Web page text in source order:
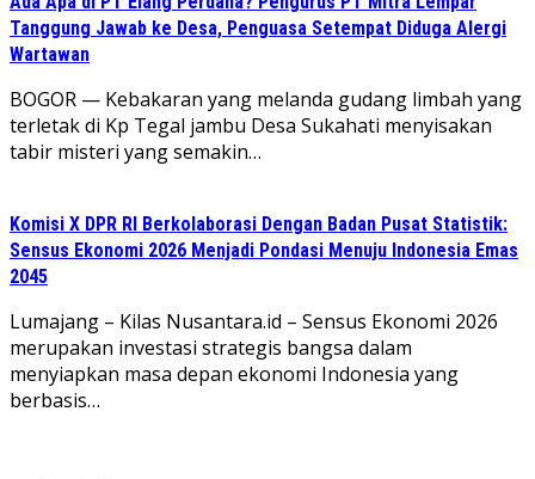
Tanggung Jawab ke Desa, Penguasa Setempat Diduga Alergi
Wartawan
​BOGOR — Kebakaran yang melanda gudang limbah yang
terletak di Kp Tegal jambu Desa Sukahati menyisakan
tabir misteri yang semakin…
Komisi X DPR RI Berkolaborasi Dengan Badan Pusat Statistik:
Sensus Ekonomi 2026 Menjadi Pondasi Menuju Indonesia Emas
2045
Lumajang – Kilas Nusantara.id – Sensus Ekonomi 2026
merupakan investasi strategis bangsa dalam
menyiapkan masa depan ekonomi Indonesia yang
berbasis…